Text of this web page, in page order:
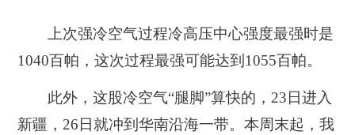
上次强冷空气过程冷高压中心强度最强时是
1040百帕，这次过程最强可能达到1055百帕。
此外，这股冷空气“腿脚”算快的，23日进入
新疆，26日就冲到华南沿海一带。本周末起，我